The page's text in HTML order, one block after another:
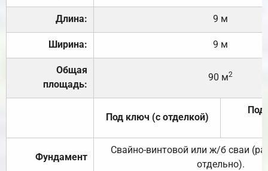
Длина: 9 м
Ширина: 9 м
Общая
площадь:
90 м2
Под ключ (с отделкой)
Под
Фундамент
Свайно-винтовой или ж/б сваи
отдельно).